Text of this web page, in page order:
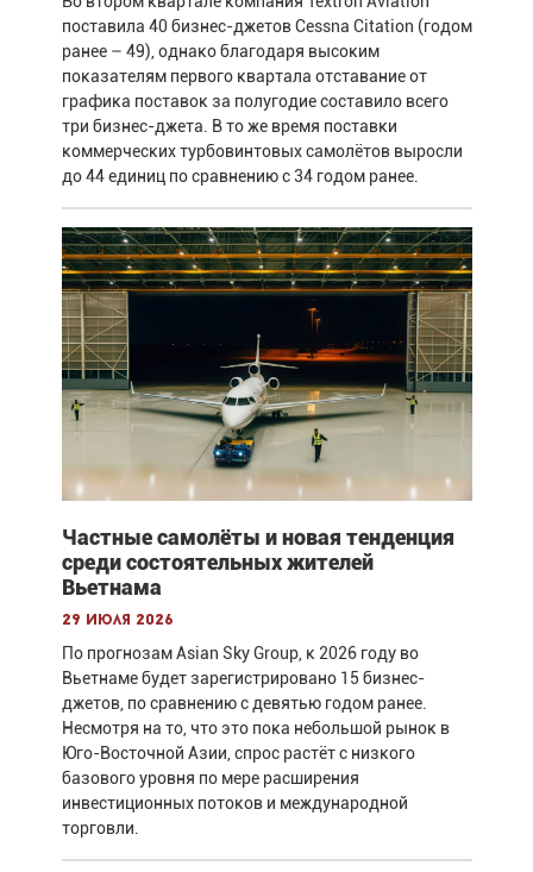
поставила 40 бизнес-джетов Cessna Citation (годом
ранее – 49), однако благодаря высоким
показателям первого квартала отставание от
графика поставок за полугодие составило всего
три бизнес-джета. В то же время поставки
коммерческих турбовинтовых самолётов выросли
до 44 единиц по сравнению с 34 годом ранее.
Частные самолёты и новая тенденция
среди состоятельных жителей
Вьетнама
29 июля 2026
По прогнозам Asian Sky Group, к 2026 году во
Вьетнаме будет зарегистрировано 15 бизнес-
джетов, по сравнению с девятью годом ранее.
Несмотря на то, что это пока небольшой рынок в
Юго-Восточной Азии, спрос растёт с низкого
базового уровня по мере расширения
инвестиционных потоков и международной
торговли.